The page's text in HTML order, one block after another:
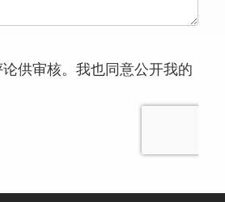
供审核。我也同意公开我的